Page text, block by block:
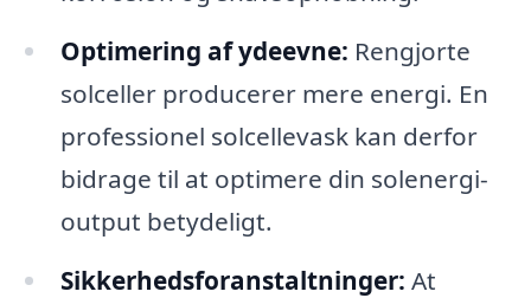
Optimering af ydeevne: Rengjorte
solceller producerer mere energi. En
professionel solcellevask kan derfor
bidrage til at optimere din solenergi-
output betydeligt.
Sikkerhedsforanstaltninger: At